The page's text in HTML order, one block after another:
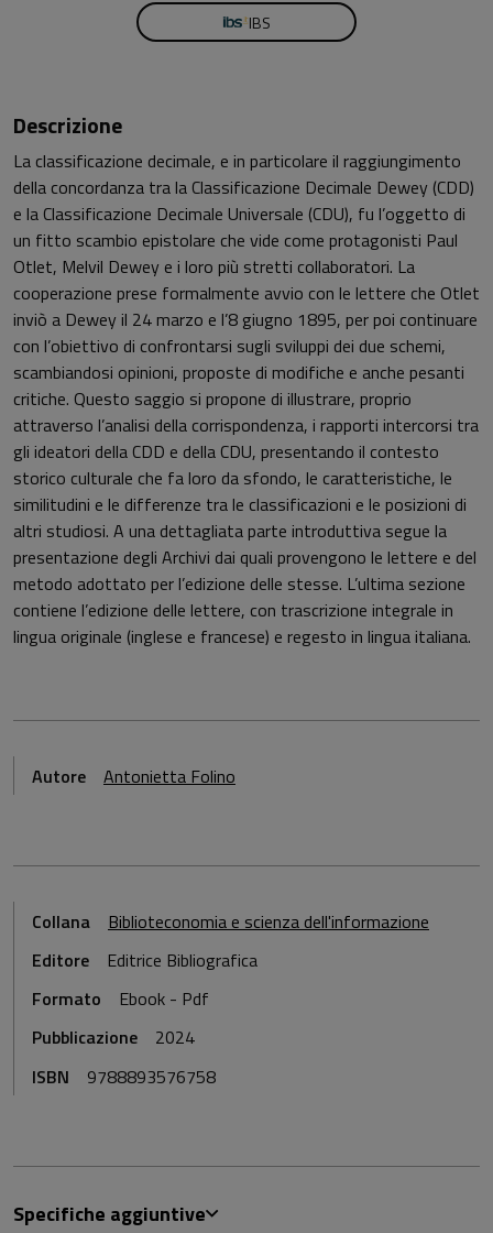
IBS
Descrizione
La classificazione decimale, e in particolare il raggiungimento
della concordanza tra la Classificazione Decimale Dewey (CDD)
e la Classificazione Decimale Universale (CDU), fu l’oggetto di
un fitto scambio epistolare che vide come protagonisti Paul
Otlet, Melvil Dewey e i loro più stretti collaboratori. La
cooperazione prese formalmente avvio con le lettere che Otlet
inviò a Dewey il 24 marzo e l’8 giugno 1895, per poi continuare
con l’obiettivo di confrontarsi sugli sviluppi dei due schemi,
scambiandosi opinioni, proposte di modifiche e anche pesanti
critiche. Questo saggio si propone di illustrare, proprio
attraverso l’analisi della corrispondenza, i rapporti intercorsi tra
gli ideatori della CDD e della CDU, presentando il contesto
storico culturale che fa loro da sfondo, le caratteristiche, le
similitudini e le differenze tra le classificazioni e le posizioni di
altri studiosi. A una dettagliata parte introduttiva segue la
presentazione degli Archivi dai quali provengono le lettere e del
metodo adottato per l’edizione delle stesse. L’ultima sezione
contiene l’edizione delle lettere, con trascrizione integrale in
lingua originale (inglese e francese) e regesto in lingua italiana.
Autore Antonietta Folino
Collana
Biblioteconomia e scienza dell'informazione
Editore
Editrice Bibliografica
Formato
Ebook - Pdf
Pubblicazione
2024
ISBN
9788893576758
Specifiche aggiuntive